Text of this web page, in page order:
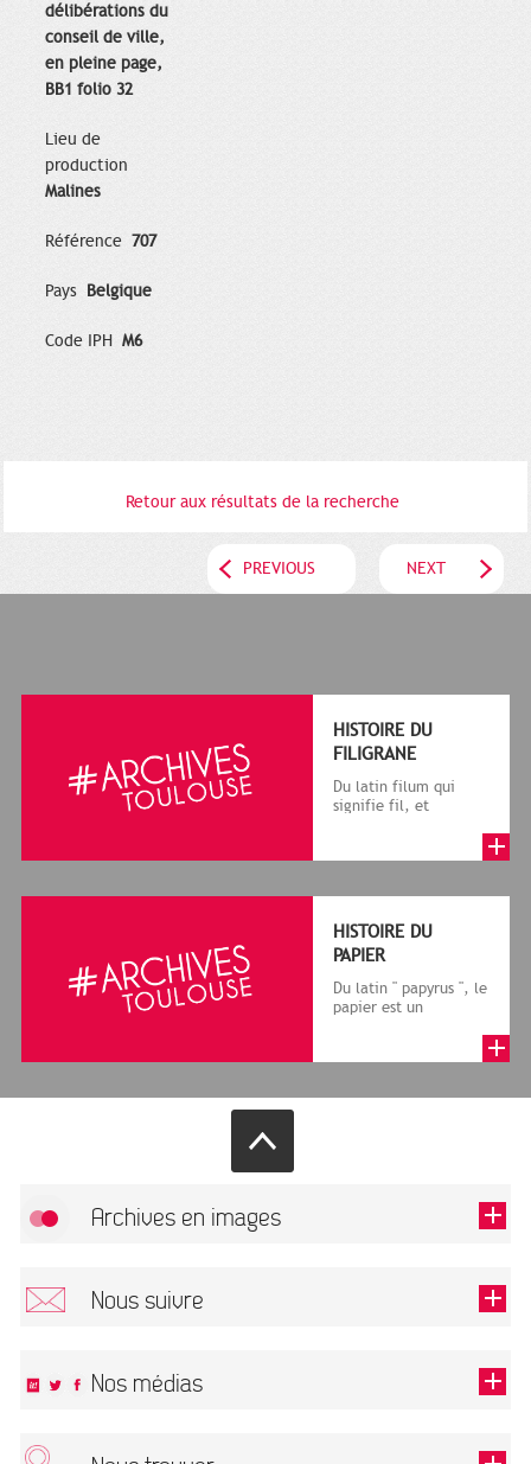
délibérations du
conseil de ville,
en pleine page,
BB1 folio 32
Lieu de
production
Malines
Référence 707
Pays Belgique
Code IPH M6
Retour aux résultats de la recherche
PREVIOUS NEXT
HISTOIRE DU
FILIGRANE
Du latin filum qui
signifie fil, et
le cadre de la f...
HISTOIRE DU
PAPIER
Du latin " papyrus ", le
papier est un
végétales réduite...
Archives en images
Nous suivre
Nos médias